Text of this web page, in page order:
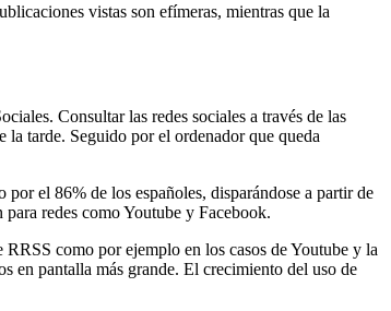
vistas son efímeras, mientras que la
Consultar las redes sociales a través de las
la tarde. Seguido por el ordenador que queda
el 86% de los españoles, disparándose a partir de
para redes como Youtube y Facebook.
como por ejemplo en los casos de Youtube y la
en pantalla más grande. El crecimiento del uso de